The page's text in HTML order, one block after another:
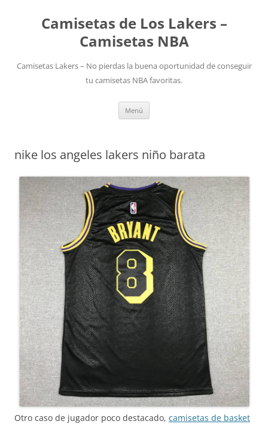
Camisetas de Los Lakers –
Camisetas NBA
Camisetas Lakers – No pierdas la buena oportunidad de conseguir
tu camisetas NBA favoritas.
Menú
nike los angeles lakers niño barata
Otro caso de jugador poco destacado, camisetas de basket